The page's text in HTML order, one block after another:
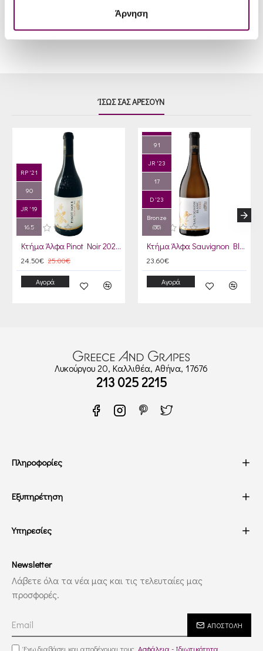
Άρνηση
ΊΣΩΣ ΣΑΣ ΑΡΈΣΟΥΝ
RP '21
90
JR '19
16.5
Κτήμα Άλφα Pinot Noir 2023 Οικοσύστημα
24.50€ 25.00€
Αγορά
91
JR '23
17
D '23
Bronze
(88)
Κτήμα Άλφα Sauvignon Blanc Fumé 2024
23.60€
Αγορά
Λυκούργου 20, Καλλιθέα, Αθήνα, 17676
213 025 2215
Πληροφορίες
Εξυπηρέτηση
Υπηρεσίες
Newsletter
Λάβετε όλα τα νέα μας και τις τελευταίες μας
προσφορές.
ΑΠΟΣΤΟΛΉ
Έχω διαβάσει και αποδέχομαι τους Ασφάλεια - Ιδιωτικότητα